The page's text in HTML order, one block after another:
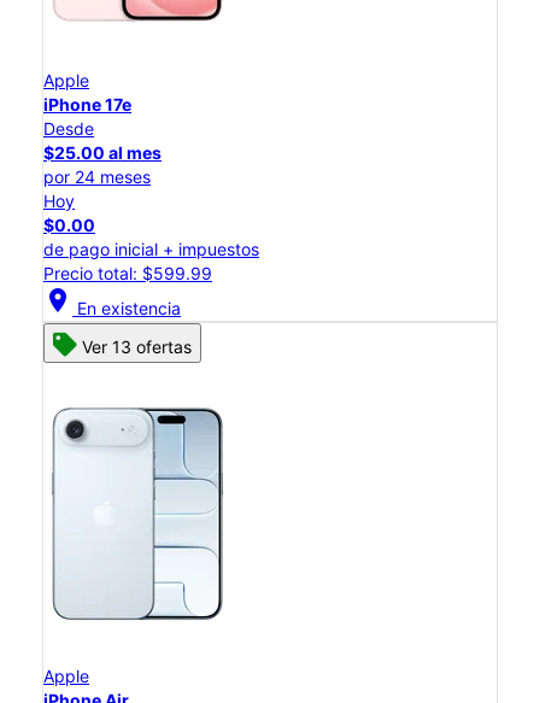
Apple
iPhone 17e
Desde
$25.00 al mes
por 24 meses
Hoy
$0.00
de pago inicial + impuestos
Precio total: $599.99
location_on En existencia
Ver 13 ofertas
Apple